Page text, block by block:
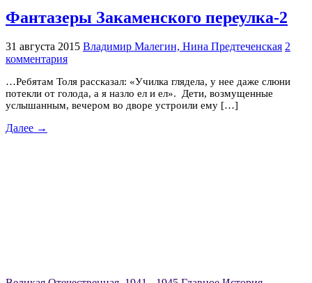
Фантазеры Закаменского переулка-2
31 августа 2015 Владимир Малегин, Нина Предтеченская 2
комментария
…Ребятам Толя рассказал: «Училка глядела, у нее даже слюни
потекли от голода, а я назло ел и ел». Дети, возмущенные
услышанным, вечером во дворе устроили ему […]
Далее →